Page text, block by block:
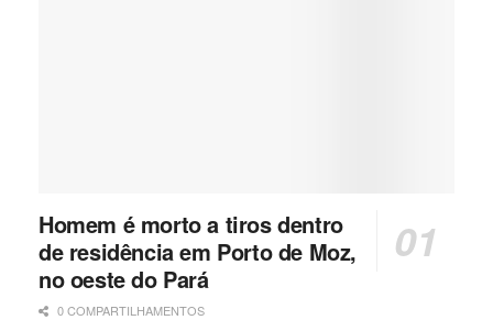
Homem é morto a tiros dentro
de residência em Porto de Moz,
no oeste do Pará
0 COMPARTILHAMENTOS